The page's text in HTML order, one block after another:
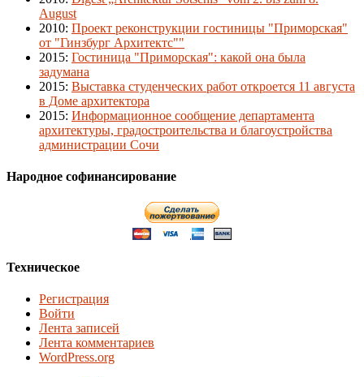
August
2010: Проект реконструкции гостиницы "Приморская"
от "Гинзбург Архитектс""
2015: Гостиница "Приморская": какой она была
задумана
2015: Выставка студенческих работ откроется 11 августа
в Доме архитектора
2015: Информационное сообщение департамента
архитектуры, градостроительства и благоустройства
администрации Сочи
Народное софинансирование
Техническое
Регистрация
Войти
Лента записей
Лента комментариев
WordPress.org